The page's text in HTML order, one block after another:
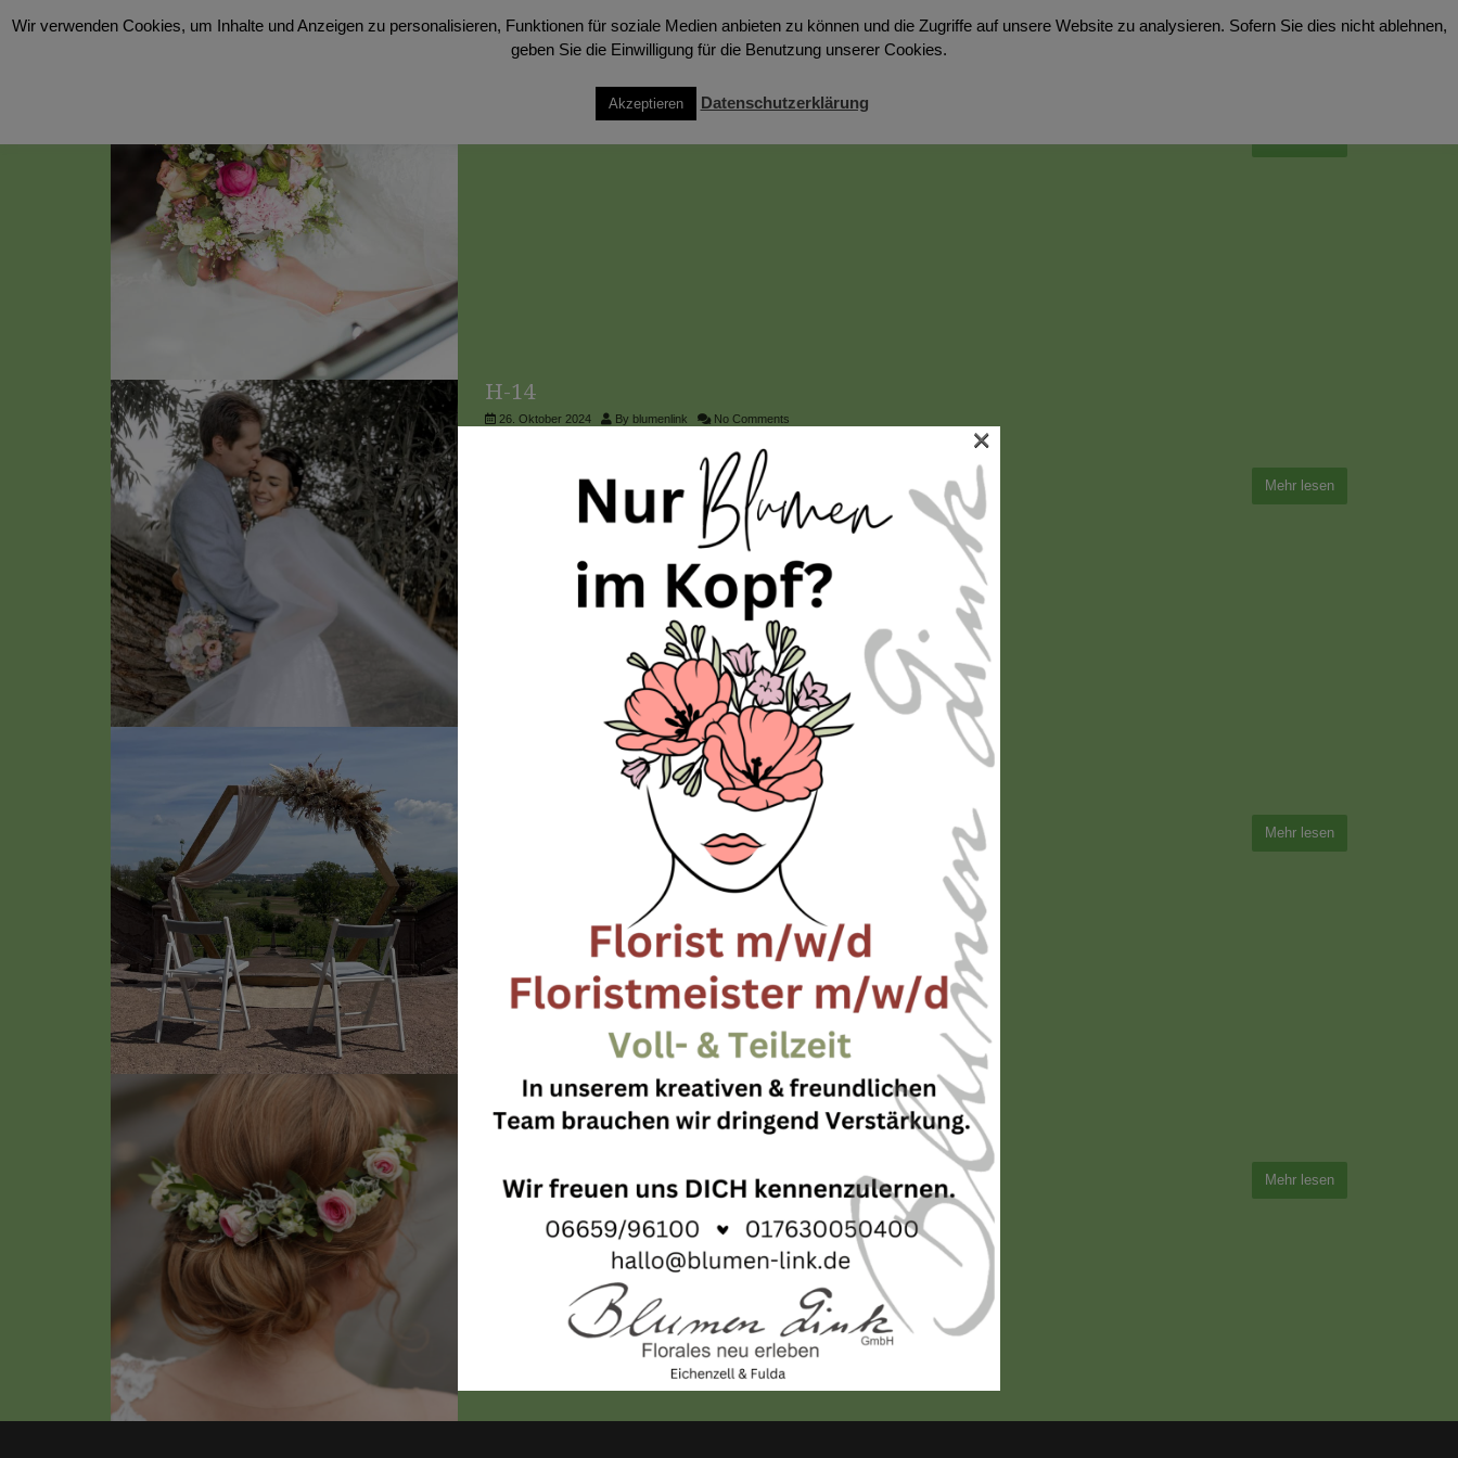
H-15
H-14
26. Oktober 2024 By blumenlink No Comments
Mehr lesen
Byblumenlink No Comments
Mehr lesen
H-10
13. August 2018 By blumenlink No Comments
Mehr lesen
Wir verwenden Cookies, um Inhalte und Anzeigen zu personalisieren, Funktionen für soziale Medien anbieten zu können und die Zugriffe auf unsere Website zu analysieren. Sofern Sie dies nicht ablehnen,
geben Sie die Einwilligung für die Benutzung unserer Cookies.
Akzeptieren Datenschutzerklärung
×